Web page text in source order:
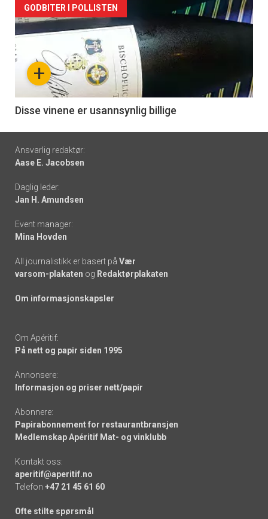
Forsiden
akkurat
nå
6
+
GODBITER I POLLISTEN
Disse vinene er usannsynlig billige
Footer
-
links
Ansvarlig redaktør:
Aase E. Jacobsen
Daglig leder:
Jan H. Amundsen
Event manager:
Mina Hovden
All journalistikk er basert på Vær
varsom-plakaten og Redaktørplakaten
Om informasjonskapsler
Om Apéritif:
På nett og papir siden 1995
Annonsere:
Informasjon og priser nett/papir
Abonnere:
Papirabonnement for restaurantbransjen
Medlemskap Apéritif Mat- og vinklubb
Kontakt oss:
aperitif@aperitif.no
Telefon +47 21 45 61 60
Ofte stilte spørsmål